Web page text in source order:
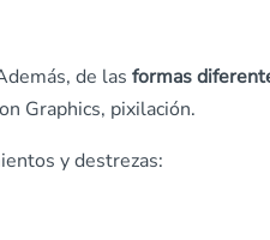
de las formas
Graphics, pixilación.
y destrezas: